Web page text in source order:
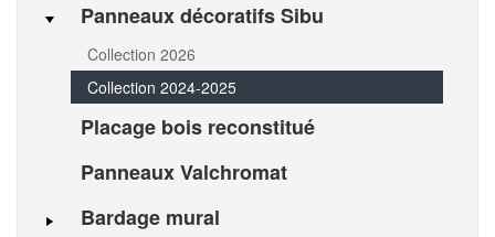
Panneaux décoratifs Sibu
Collection 2026
Collection 2024-2025
Placage bois reconstitué
Panneaux Valchromat
Bardage mural